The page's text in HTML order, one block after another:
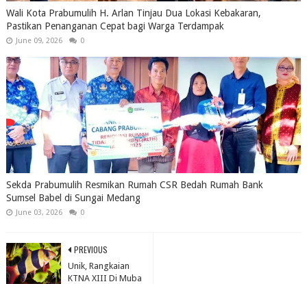
Wali Kota Prabumulih H. Arlan Tinjau Dua Lokasi Kebakaran,
Pastikan Penanganan Cepat bagi Warga Terdampak
June 09, 2026 0
Sekda Prabumulih Resmikan Rumah CSR Bedah Rumah Bank
Sumsel Babel di Sungai Medang
June 03, 2026 0
PREVIOUS
Unik, Rangkaian
KTNA XIII Di Muba